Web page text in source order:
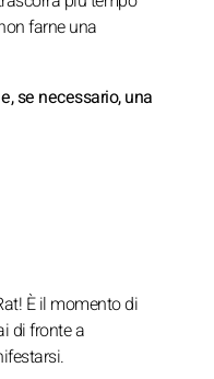
farne una
se necessario, una
È il momento di
di fronte a